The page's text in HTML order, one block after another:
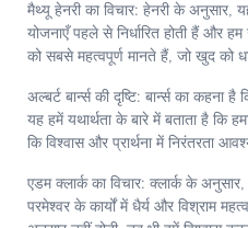
मैथ्यू हेनरी का विचार: हेनरी के अनुसार,
योजनाएँ पहले से निर्धारित होती हैं और
को सबसे महत्वपूर्ण मानते हैं, जो खुद को
अल्बर्ट बार्न्स की दृष्टि: बार्न्स का कहना है
यह हमें यथार्थता के बारे में बताता है कि
कि विश्वास और प्रार्थना में निरंतरता
एडम क्लार्क का विचार: क्लार्क के अनुसार,
परमेश्वर के कार्यों में धैर्य और विश्राम